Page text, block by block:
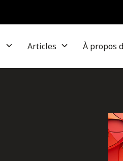
Articles À propos